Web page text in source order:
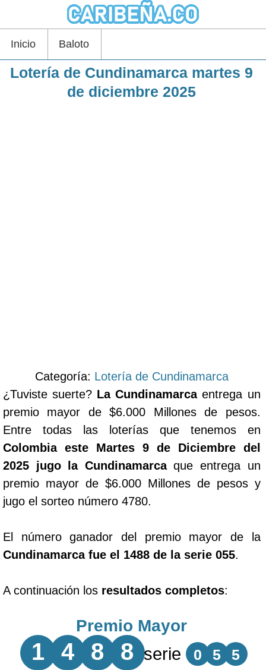
Inicio Baloto
Lotería de Cundinamarca martes 9
de diciembre 2025
Categoría: Lotería de Cundinamarca
¿Tuviste suerte? La Cundinamarcaentrega un
premio mayor de $6.000 Millones de pesos.
Entre todas las loterías que tenemos en
Colombia este Martes 9 de Diciembre del
2025 jugo la Cundinamarcaque entrega un
premio mayor de $6.000 Millones de pesos y
jugo el sorteo número 4780.
El número ganador del premio mayor de la
Cundinamarca fue el 1488 de la serie 055.
A continuación los resultados completos:
Premio Mayor
1 4 8 8 serie 0 5 5